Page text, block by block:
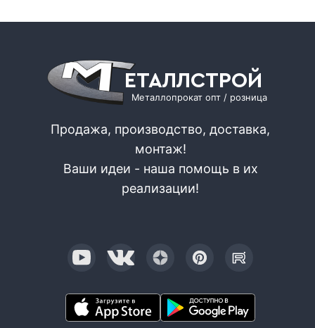
ЕТАЛЛСТРОЙ
Металлопрокат опт / розница
Продажа, производство, доставка,
монтаж!
Ваши идеи - наша помощь в их
реализации!